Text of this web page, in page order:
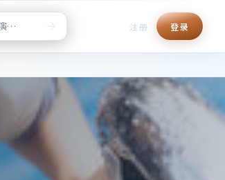
注册 登录
，片单检索与榜单